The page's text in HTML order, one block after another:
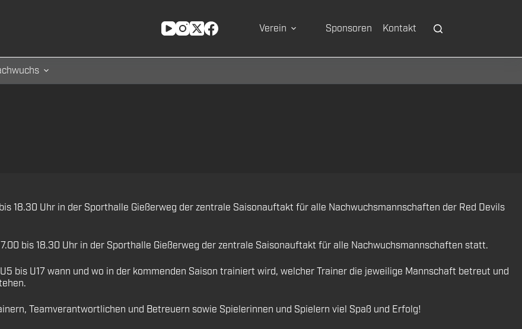
Verein Sponsoren Kontakt
18.30 Uhr in der Sporthalle Gießerweg der zentrale Saisonauftakt für alle Nachwuchsmannschaften der Red Devils
bis 18.30 Uhr in der Sporthalle Gießerweg der zentrale Saisonauftakt für alle Nachwuchsmannschaften statt.
bis U17 wann und wo in der kommenden Saison trainiert wird, welcher Trainer die jeweilige Mannschaft betreut und
Teamverantwortlichen und Betreuern sowie Spielerinnen und Spielern viel Spaß und Erfolg!